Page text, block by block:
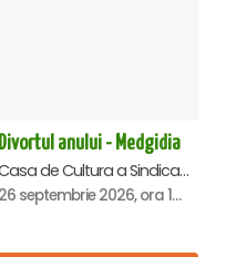
Divortul anului - Medgidia
Casa de Cultura a Sindicatelor Lucian Grigorescu, Medgidia
26 septembrie 2026, ora 19:00